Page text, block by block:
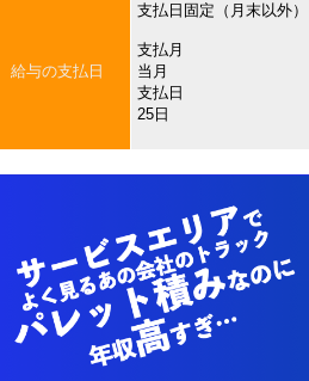
給与の支払日
支払日固定（月末以外）
支払月
当月
支払日
25日